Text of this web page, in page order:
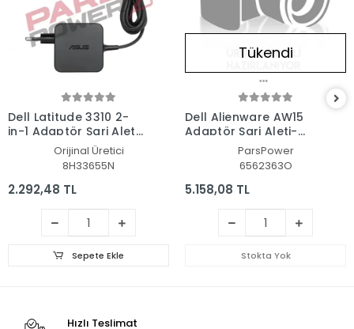
Dell Latitude 3310 2-
in-1 Adaptör Şarj Aleti-
Orijinal Üretici
8H33655N
2.292,48 TL
Sepete Ekle
Tükendi
Dell Alienware AW15
Adaptör Şarj Aleti-
Cihazı (Pars Power)
ParsPower
6562363O
5.158,08 TL
Stokta Yok
Hızlı Teslimat